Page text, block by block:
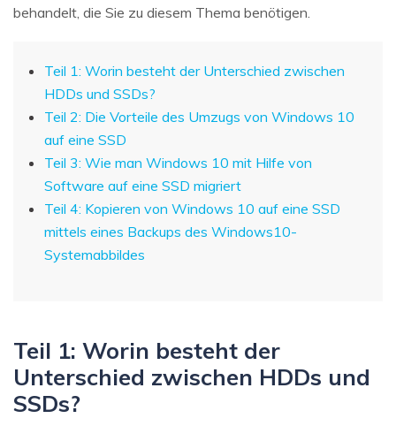
behandelt, die Sie zu diesem Thema benötigen.
Teil 1: Worin besteht der Unterschied zwischen
HDDs und SSDs?
Teil 2: Die Vorteile des Umzugs von Windows 10
auf eine SSD
Teil 3: Wie man Windows 10 mit Hilfe von
Software auf eine SSD migriert
Teil 4: Kopieren von Windows 10 auf eine SSD
mittels eines Backups des Windows10-
Systemabbildes
Teil 1: Worin besteht der
Unterschied zwischen HDDs und
SSDs?